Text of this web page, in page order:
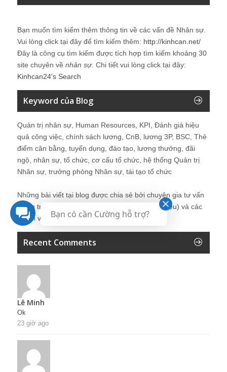
Bạn muốn tìm kiếm thêm thông tin về các vấn đề Nhân sự
Vui lòng click tại đây để tìm kiếm thêm: http://kinhcan.net/
Đây là công cụ tìm kiếm được tích hợp tìm kiếm khoảng 30
site chuyên về nhân sự. Chi tiết vui lòng click tại đây:
Kinhcan24′s Search
Keyword của Blog
Quản trị nhân sự, Human Resources, KPI, Đánh giá hiệu
quả công việc, chính sách lương, CnB, lương 3P, BSC, Thẻ
điểm cân bằng, tuyển dụng, đào tạo, lương thưởng, đãi
ngộ, nhân sự, tổ chức, cơ cấu tổ chức, hệ thống Quản trị
Nhân sự, trưởng phòng Nhân sự, tái tạo tổ chức
Những bài viết tại blog được chia sẻ bởi chuyên gia tư vấn
Quản trị Nhân sự Nguyễn Hùng Cường (
giới thiệu) và các
thành viên khác trong cộng đồng Nhân sự.
Recent Comments
Lê Minh
Ok
23 giờ ago
Bạn có cần Cường hỗ trợ?